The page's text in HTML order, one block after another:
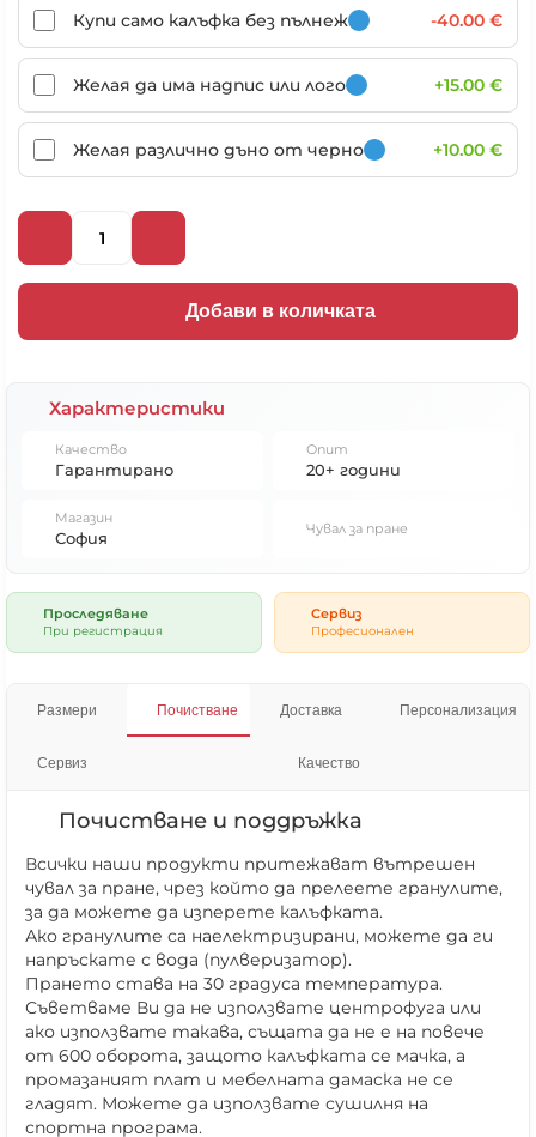
Купи само калъфка без пълнеж -40.00 €
Желая да има надпис или лого +15.00 €
Желая различно дъно от черно +10.00 €
Добави в количката
Характеристики
Качество
Гарантирано
Опит
20+ години
Магазин
София Чувал за пране
Проследяване
При регистрация
Сервиз
Професионален
Размери Почистване Доставка Персонализация
Сервиз Качество
Почистване и поддръжка
Всички наши продукти притежават вътрешен
чувал за пране, чрез който да прелеете гранулите,
за да можете да изперете калъфката.
Ако гранулите са наелектризирани, можете да ги
напръскате с вода (пулверизатор).
Прането става на 30 градуса температура.
Съветваме Ви да не използвате центрофуга или
ако използвате такава, същата да не е на повече
от 600 оборота, защото калъфката се мачка, а
промазаният плат и мебелната дамаска не се
гладят. Можете да използвате сушилня на
спортна програма.